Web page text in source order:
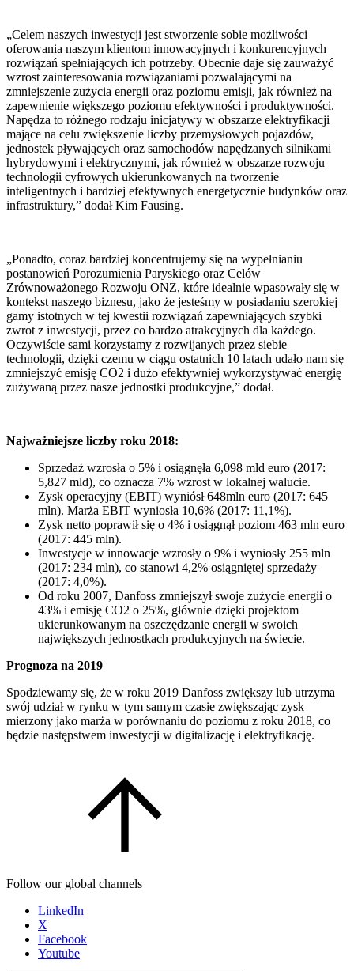
„Celem naszych inwestycji jest stworzenie sobie możliwości
oferowania naszym klientom innowacyjnych i konkurencyjnych
rozwiązań spełniających ich potrzeby. Obecnie daje się zauważyć
wzrost zainteresowania rozwiązaniami pozwalającymi na
zmniejszenie zużycia energii oraz poziomu emisji, jak również na
zapewnienie większego poziomu efektywności i produktywności.
Napędza to różnego rodzaju inicjatywy w obszarze elektryfikacji
mające na celu zwiększenie liczby przemysłowych pojazdów,
jednostek pływających oraz samochodów napędzanych silnikami
hybrydowymi i elektrycznymi, jak również w obszarze rozwoju
technologii cyfrowych ukierunkowanych na tworzenie
inteligentnych i bardziej efektywnych energetycznie budynków oraz
infrastruktury,” dodał Kim Fausing.
„Ponadto, coraz bardziej koncentrujemy się na wypełnianiu
postanowień Porozumienia Paryskiego oraz Celów
Zrównoważonego Rozwoju ONZ, które idealnie wpasowały się w
kontekst naszego biznesu, jako że jesteśmy w posiadaniu szerokiej
gamy istotnych w tej kwestii rozwiązań zapewniających szybki
zwrot z inwestycji, przez co bardzo atrakcyjnych dla każdego.
Oczywiście sami korzystamy z rozwijanych przez siebie
technologii, dzięki czemu w ciągu ostatnich 10 latach udało nam się
zmniejszyć emisję CO2 i dużo efektywniej wykorzystywać energię
zużywaną przez nasze jednostki produkcyjne,” dodał.
Najważniejsze liczby roku 2018:
Sprzedaż wzrosła o 5% i osiągnęła 6,098 mld euro (2017:
5,827 mld), co oznacza 7% wzrost w lokalnej walucie.
Zysk operacyjny (EBIT) wyniósł 648mln euro (2017: 645
mln). Marża EBIT wyniosła 10,6% (2017: 11,1%).
Zysk netto poprawił się o 4% i osiągnął poziom 463 mln euro
(2017: 445 mln).
Inwestycje w innowacje wzrosły o 9% i wyniosły 255 mln
(2017: 234 mln), co stanowi 4,2% osiągniętej sprzedaży
(2017: 4,0%).
Od roku 2007, Danfoss zmniejszył swoje zużycie energii o
43% i emisję CO2 o 25%, głównie dzięki projektom
ukierunkowanym na oszczędzanie energii w swoich
największych jednostkach produkcyjnych na świecie.
Prognoza na 2019
Spodziewamy się, że w roku 2019 Danfoss zwiększy lub utrzyma
swój udział w rynku w tym samym czasie zwiększając zysk
mierzony jako marża w porównaniu do poziomu z roku 2018, co
będzie następstwem inwestycji w digitalizację i elektryfikację.
Follow our global channels
LinkedIn
X
Facebook
Youtube